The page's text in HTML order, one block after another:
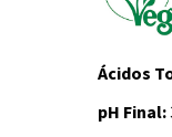
Ácidos
pH Final: